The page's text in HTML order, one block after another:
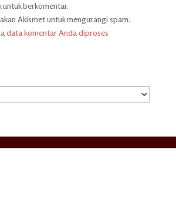
untuk berkomentar.
Akismet untuk mengurangi spam.
data komentar Anda diproses